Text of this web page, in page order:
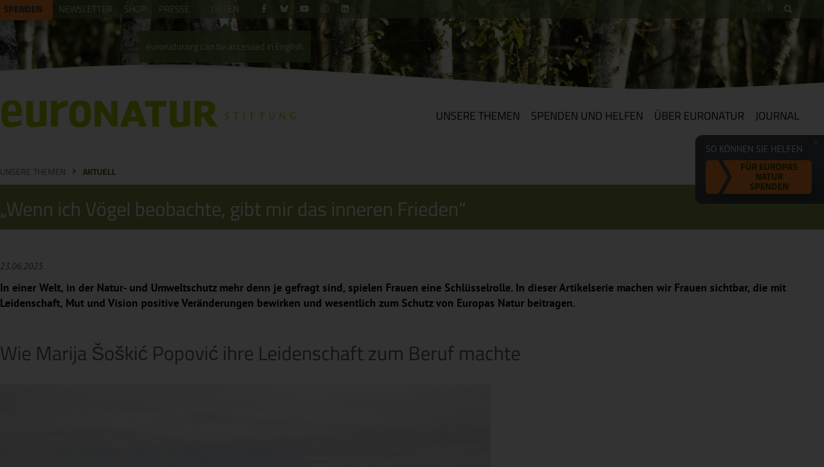
SPENDEN NEWSLETTER SHOP PRESSE
euronatur.org can be accessed in English.
EN
UNSERE THEMEN SPENDEN UND HELFEN ÜBER EURONATUR JOURNAL
SO KÖNNEN SIE HELFEN
FÜR EUROPAS
NATUR
SPENDEN
UNSERE THEMEN AKTUELL
„Wenn ich Vögel beobachte, gibt mir das inneren Frieden“
23.06.2025
In einer Welt, in der Natur- und Umweltschutz mehr denn je gefragt sind, spielen Frauen eine Schlüsselrolle. In dieser Artikelserie machen wir Frauen sichtbar, die mit
Leidenschaft, Mut und Vision positive Veränderungen bewirken und wesentlich zum Schutz von Europas Natur beitragen.
Wie Marija Šoškić Popović ihre Leidenschaft zum Beruf machte